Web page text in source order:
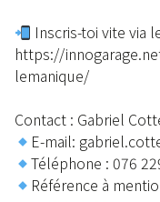
Inscris-toi vite via
https://
lemanique/
Contact : Gabriel
E-mail:
Téléphone : 076
Référence à